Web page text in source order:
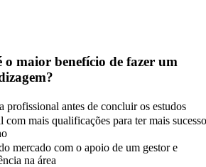
o maior benefício de fazer um
profissional antes de concluir os estudos
com mais qualificações para ter mais sucesso
mercado com o apoio de um gestor e
na área